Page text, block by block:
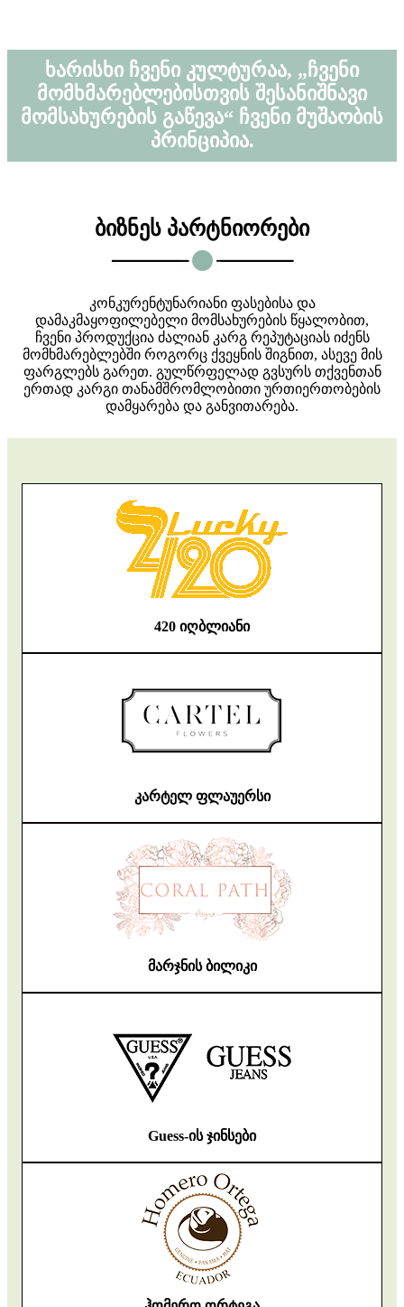
ხარისხი ჩვენი კულტურაა, „ჩვენი
მომხმარებლებისთვის შესანიშნავი
მომსახურების გაწევა“ ჩვენი მუშაობის
პრინციპია.
ბიზნეს პარტნიორები
კონკურენტუნარიანი ფასებისა და
დამაკმაყოფილებელი მომსახურების წყალობით,
ჩვენი პროდუქცია ძალიან კარგ რეპუტაციას იძენს
მომხმარებლებში როგორც ქვეყნის შიგნით, ასევე მის
ფარგლებს გარეთ. გულწრფელად გვსურს თქვენთან
ერთად კარგი თანამშრომლობითი ურთიერთობების
დამყარება და განვითარება.
420 იღბლიანი
კარტელ ფლაუერსი
მარჯნის ბილიკი
Guess-ის ჯინსები